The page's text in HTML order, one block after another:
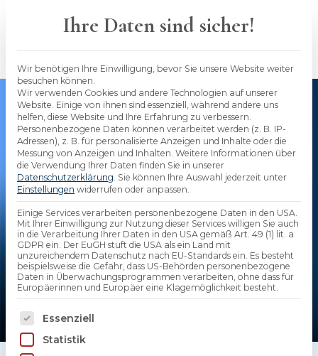
Die optimale Umsetzung der
bAV: in 7 Schritten zum
Ziel
Von Maureen Menger
Fachlich geprüftdurchStephan
Seidenfad
Ihre Daten sind sicher!
Wir benötigen Ihre Einwilligung, bevor Sie unsere Website weiter
besuchen können.
Wir verwenden Cookies und andere Technologien auf unserer
Website. Einige von ihnen sind essenziell, während andere uns
helfen, diese Website und Ihre Erfahrung zu verbessern.
Personenbezogene Daten können verarbeitet werden (z. B. IP-
Adressen), z. B. für personalisierte Anzeigen und Inhalte oder die
Messung von Anzeigen und Inhalten. Weitere Informationen über
die Verwendung Ihrer Daten finden Sie in unserer
Datenschutzerklärung. Sie können Ihre Auswahl jederzeit unter
Einstellungen widerrufen oder anpassen.
Einige Services verarbeiten personenbezogene Daten in den USA.
Mit Ihrer Einwilligung zur Nutzung dieser Services willigen Sie auch
in die Verarbeitung Ihrer Daten in den USA gemäß Art. 49 (1) lit. a
GDPR ein. Der EuGH stuft die USA als ein Land mit
unzureichendem Datenschutz nach EU-Standards ein. Es besteht
beispielsweise die Gefahr, dass US-Behörden personenbezogene
Daten in Überwachungsprogrammen verarbeiten, ohne dass für
Europäerinnen und Europäer eine Klagemöglichkeit besteht.
Es folgt eine Liste der Service-Gruppen, für die
Essenziell
Statistik